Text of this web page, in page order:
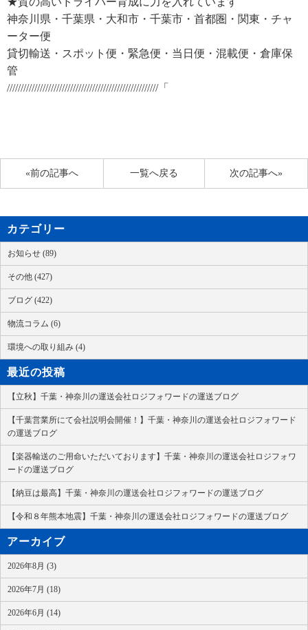
神奈川県・千葉県・大和市・千葉市・首都圏・関東・チャ
ーター便
貸切輸送・スポット便・緊急便・当日便・混載便・倉庫保
管
///////////////////////////////////////////////////////「
«前の記事へ 次の記事へ»
一覧へ戻る
カテゴリー
お知らせ (89)
その他 (427)
ブログ (422)
物流コラム (6)
環境への取り組み (4)
最近の投稿
【立秋】千葉・神奈川の運送会社ロジフォワードの運送ブログ
【千葉営業所にて会社説明会開催！】千葉・神奈川の運送会社ロジフォワード
の運送ブログ
【楽器輸送のご用命いただいております】千葉・神奈川の運送会社ロジフォワ
ードの運送ブログ
【納豆は最高】千葉・神奈川の運送会社ロジフォワードの運送ブログ
【令和８年熊本地震】千葉・神奈川の運送会社ロジフォワードの運送ブログ
アーカイブ
2026年8月 (3)
2026年7月 (18)
2026年6月 (14)